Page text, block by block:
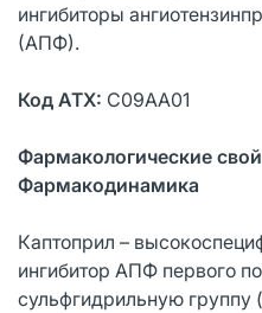
ингибиторы
(АПФ).
Код АТХ: С09АА01
Фармакологические
Фармакодинамика
Каптоприл –
ингибитор АПФ первого
сульфгидрильную группу